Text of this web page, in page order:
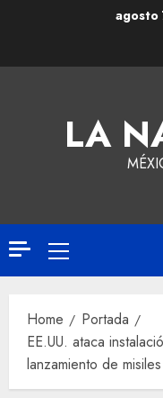
agosto
LA
Home
Portada
EE.UU. ataca
lanzamiento de